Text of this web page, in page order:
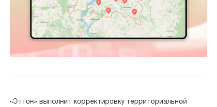
«Эттон» выполнит корректировку территориальной